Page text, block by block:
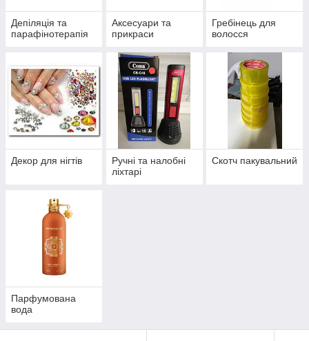
Депіляція та
парафінотерапія
Аксесуари та
прикраси
Гребінець для
волосся
Декор для нігтів
Ручні та налобні
ліхтарі
Скотч пакувальний
Парфумована
вода